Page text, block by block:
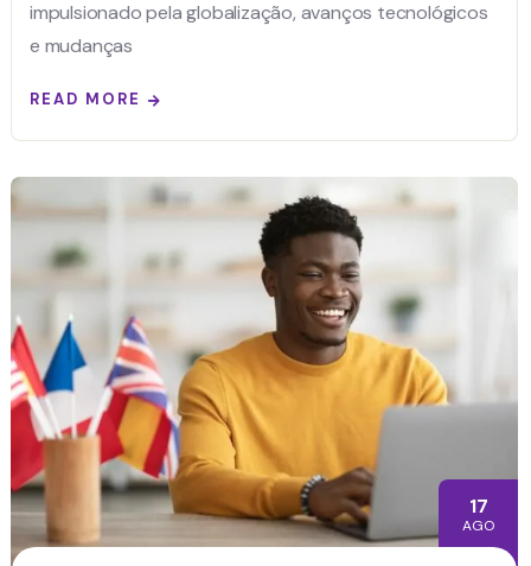
impulsionado pela globalização, avanços tecnológicos
e mudanças
READ MORE
17
AGO